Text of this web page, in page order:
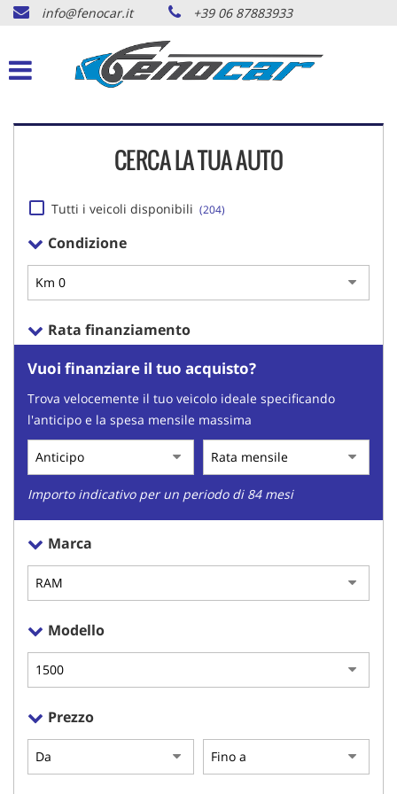
HOME
AUTO DISPONIBILI
AUTO ORDINABILI
RICHIESTA AUTO
SERVIZI
CONTATTI
NEWS
info@fenocar.it +39 06 87883933
CERCA LA TUA AUTO
Tutti i veicoli disponibili (204)
Condizione
Rata finanziamento
Vuoi finanziare il tuo acquisto?
Trova velocemente il tuo veicolo ideale specificando
l'anticipo e la spesa mensile massima
Importo indicativo per un periodo di 84 mesi
Marca
Modello
Prezzo
preferenze
di
consente
esprimere
le
tue
preferenze
consenso
alle
tecnologie
tracciamento
che
adottiamo
per
offrire
le
svolgere
le
attività
di
descritte.
Per
ottenere
maggiori
sull'utilità
e
sul
funzionamento